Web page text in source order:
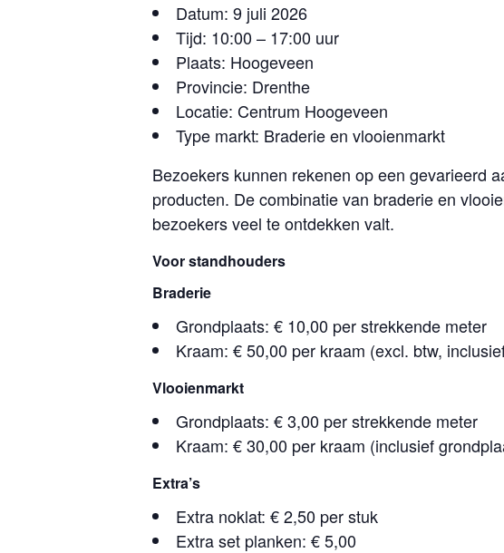
Datum: 9 juli 2026
Tijd: 10:00 – 17:00 uur
Plaats: Hoogeveen
Provincie: Drenthe
Locatie: Centrum Hoogeveen
Type markt: Braderie en vlooienmarkt
Bezoekers kunnen rekenen op een gevarieerd
producten. De combinatie van braderie en
bezoekers veel te ontdekken valt.
Voor standhouders
Braderie
Grondplaats: € 10,00 per strekkende meter
Kraam: € 50,00 per kraam (excl. btw,
Vlooienmarkt
Grondplaats: € 3,00 per strekkende meter
Kraam: € 30,00 per kraam (inclusief
Extra’s
Extra noklat: € 2,50 per stuk
Extra set planken: € 5,00